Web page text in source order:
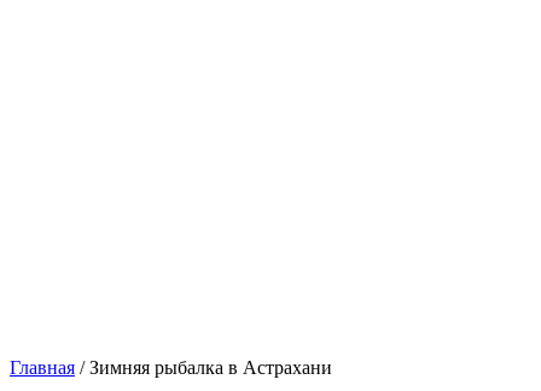
Главная /Зимняя рыбалка в Астрахани